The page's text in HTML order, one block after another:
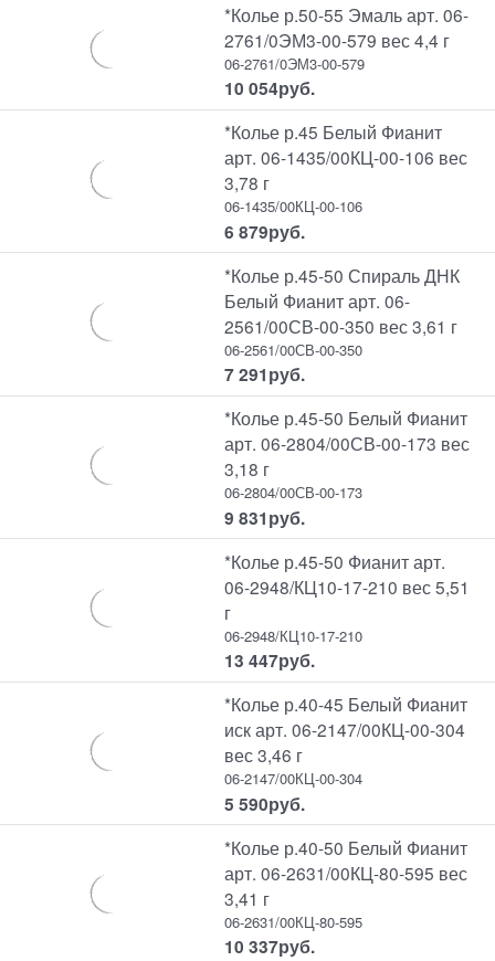
*Колье р.50-55 Эмаль арт. 06-
2761/0ЭМ3-00-579 вес 4,4 г
06-2761/0ЭМ3-00-579
10 054руб.
*Колье р.45 Белый Фианит
арт. 06-1435/00КЦ-00-106 вес
3,78 г
06-1435/00КЦ-00-106
6 879руб.
*Колье р.45-50 Спираль ДНК
Белый Фианит арт. 06-
2561/00СВ-00-350 вес 3,61 г
06-2561/00СВ-00-350
7 291руб.
*Колье р.45-50 Белый Фианит
арт. 06-2804/00СВ-00-173 вес
3,18 г
06-2804/00СВ-00-173
9 831руб.
*Колье р.45-50 Фианит арт.
06-2948/КЦ10-17-210 вес 5,51
г
06-2948/КЦ10-17-210
13 447руб.
*Колье р.40-45 Белый Фианит
иск арт. 06-2147/00КЦ-00-304
вес 3,46 г
06-2147/00КЦ-00-304
5 590руб.
*Колье р.40-50 Белый Фианит
арт. 06-2631/00КЦ-80-595 вес
3,41 г
06-2631/00КЦ-80-595
10 337руб.